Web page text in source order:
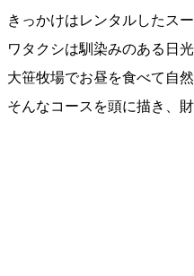
きっかけはレンタルしたス
ワタクシは馴染みのある日
大笹牧場でお昼を食べて自
そんなコースを頭に描き、